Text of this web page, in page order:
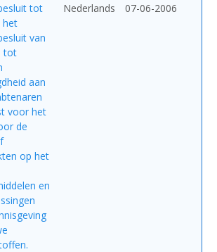
tot
het
van
tot
aan
voor het
de
op het
en
Nederlands 07-06-2006